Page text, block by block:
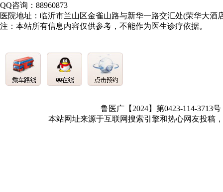
QQ咨询：88960873
医院地址：临沂市兰山区金雀山路与新华一路交汇处(荣华大酒
注：本站所有信息内容仅供参考，不能作为医生诊疗依据。
鲁医广【2024】第0423-114-3713
本站网址来源于互联网搜索引擎和热心网友投稿